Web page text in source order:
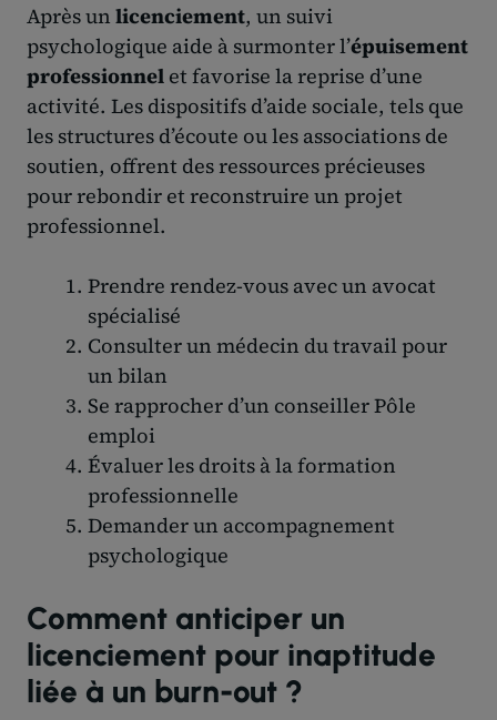
Après un licenciement, un suivi
psychologique aide à surmonter l’épuisement
professionnel et favorise la reprise d’une
activité. Les dispositifs d’aide sociale, tels que
les structures d’écoute ou les associations de
soutien, offrent des ressources précieuses
pour rebondir et reconstruire un projet
professionnel.
Prendre rendez-vous avec un avocat
spécialisé
Consulter un médecin du travail pour
un bilan
Se rapprocher d’un conseiller Pôle
emploi
Évaluer les droits à la formation
professionnelle
Demander un accompagnement
psychologique
Comment anticiper un
licenciement pour inaptitude
liée à un burn-out ?